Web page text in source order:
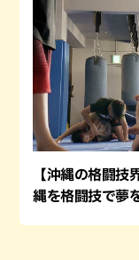
【沖縄の格闘
縄を格闘技で夢